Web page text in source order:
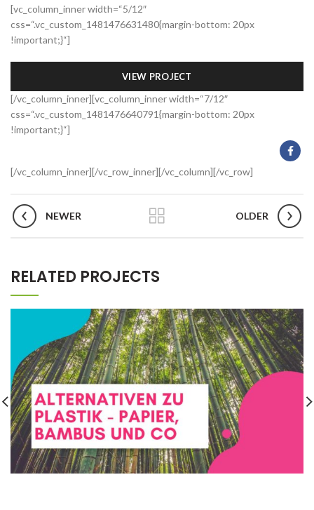
[vc_column_inner width=“5/12″
css=“.vc_custom_1481476631480{margin-bottom: 20px
!important;}“]
VIEW PROJECT
[/vc_column_inner][vc_column_inner width=“7/12″
css=“.vc_custom_1481476640791{margin-bottom: 20px
!important;}“]
[/vc_column_inner][/vc_row_inner][/vc_column][/vc_row]
NEWER OLDER
RELATED PROJECTS